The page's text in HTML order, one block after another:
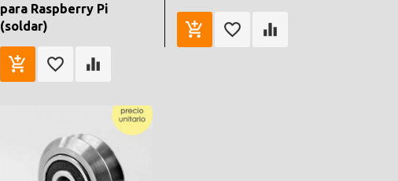
para Raspberry Pi
(soldar)